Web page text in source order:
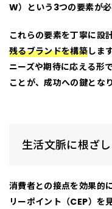
W） という3つの要素が必
これらの要素を丁寧に設計
残るブランドを構築しま
ニーズや期待に応える形
ことが、成功への鍵となり
生活文脈に根ざ
消費者との接点を効果的
リーポイント（CEP） を